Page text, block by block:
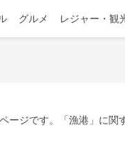
グルメ レジャー・観
ージです。「漁港」に